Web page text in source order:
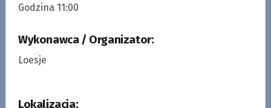
Godzina 11:00
Wykonawca / Organizator:
Loesje
Lokalizacja: